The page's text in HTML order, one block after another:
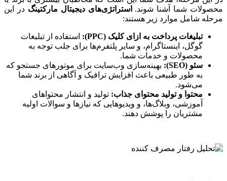
محصولات شما آشنا شوند. استراتژی‌های دیجیتال مارکتینگ در این
مرحله شامل موارد زیر هستند:
تبلیغات پرداخت به ازای کلیک (PPC):
استفاده از تبلیغات
گوگل، اینستاگرام، و سایر پلتفرم‌ها برای جلب توجه به
محصولات و خدمات شما.
سئو (SEO):
بهینه‌سازی وب‌سایت برای موتورهای جستجو که
به طور طبیعی باعث افزایش ترافیک و آگاهی از برند شما
می‌شود.
محتوا و تولید محتوای جذاب: تولید و انتشار محتواهای
آموزشی، وبلاگ‌ها، و ویدیوهایی که نیازها و سوالات اولیه
مشتریان را پوشش دهند.